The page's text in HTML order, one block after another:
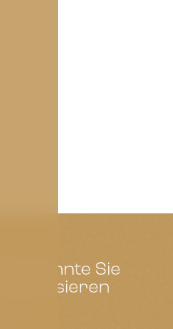
Das könnte Sie
interessieren